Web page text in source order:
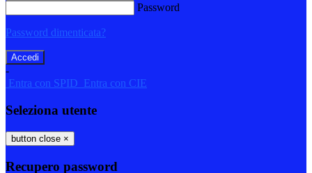
Password
Password dimenticata?
-
Entra con SPID Entra con CIE
Seleziona utente
button close ×
Recupero password